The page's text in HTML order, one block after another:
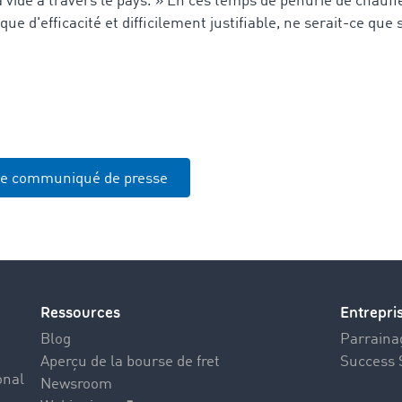
d'efficacité et difficilement justifiable, ne serait-ce que
communiqué de presse
Ressources
Blog
Aperçu de la bourse de fret
Newsroom
Success